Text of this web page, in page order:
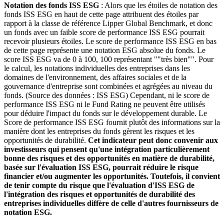
Notation des fonds ISS ESG : Alors que les étoiles de notation des
fonds ISS ESG en haut de cette page attribuent des étoiles par
rapport à la classe de référence Lipper Global Benchmark, et donc
un fonds avec un faible score de performance ISS ESG pourrait
recevoir plusieurs étoiles. Le score de performance ISS ESG en bas
de cette page représente une notation ESG absolue du fonds. Le
score ISS ESG va de 0 à 100, 100 représentant ""très bien"". Pour
le calcul, les notations individuelles des entreprises dans les
domaines de l'environnement, des affaires sociales et de la
gouvernance d'entreprise sont combinées et agrégées au niveau du
fonds. (Source des données : ISS ESG) Cependant, ni le score de
performance ISS ESG ni le Fund Rating ne peuvent être utilisés
pour déduire l'impact du fonds sur le développement durable. Le
Score de performance ISS ESG fournit plutôt des informations sur la
manière dont les entreprises du fonds gèrent les risques et les
opportunités de durabilité. Cet indicateur peut donc convenir aux
investisseurs qui pensent qu'une intégration particulièrement
bonne des risques et des opportunités en matière de durabilité,
basée sur l'évaluation ISS ESG, pourrait réduire le risque
financier et/ou augmenter les opportunités. Toutefois, il convient
de tenir compte du risque que l'évaluation d'ISS ESG de
l'intégration des risques et opportunités de durabilité des
entreprises individuelles diffère de celle d'autres fournisseurs de
notation ESG.